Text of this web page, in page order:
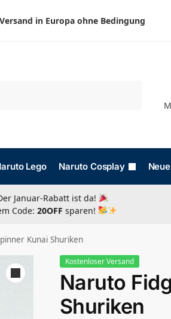
in Europa ohne Bedingung
Lego Naruto Cosplay
Januar-Rabatt ist da!
Code:20OFF sparen!
Kunai Shuriken
Kostenloser Versand
Naruto
Shuriken